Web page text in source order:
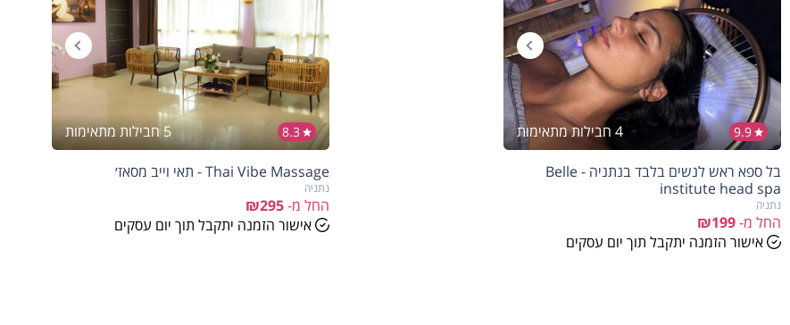
9.9 4 חבילות מתאימות
בל ספא ראש לנשים בלבד בנתניה - Belle
institute head spa
נתניה
החל מ-₪199
אישור הזמנה יתקבל תוך יום עסקים
8.3 5 חבילות מתאימות
Thai Vibe Massage - תאי וייב מסאז׳
נתניה
החל מ-₪295
אישור הזמנה יתקבל תוך יום עסקים